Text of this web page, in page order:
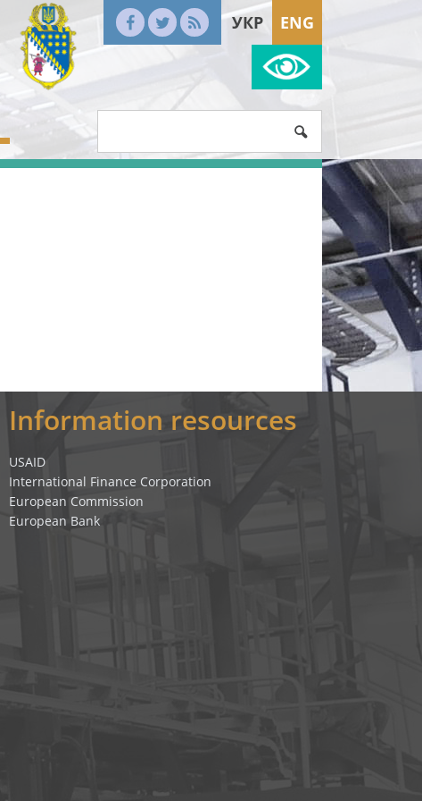
УКР ENG
Information resources
USAID
International Finance Corporation
European Commission
European Bank